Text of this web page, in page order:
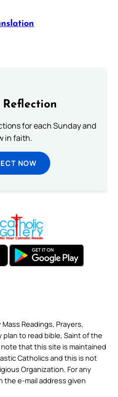
Reflection
for each Sunday and
in faith.
NOW
Readings, Prayers,
plan to read bible, Saint of the
that this site is maintained
Catholics and this is not
Organization. For any
e-mail address given